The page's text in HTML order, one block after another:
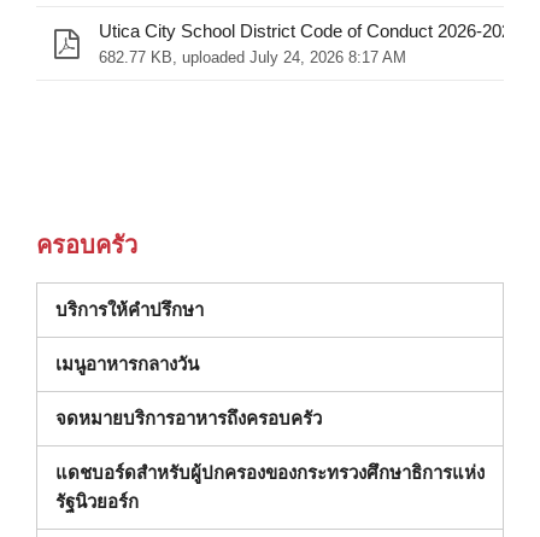
Utica City School District Code of Conduct 2026-
682.77 KB, uploaded July 24, 2026 8:17 AM
ครอบครัว
บริการให้คำปรึกษา(เปิดในหน้าต่างใหม่)
เมนูอาหารกลางวัน
จดหมายบริการอาหารถึงครอบครัว
แดชบอร์ดสําหรับผู้ปกครองของกระทรวงศึกษาธิการแห่ง
รัฐนิวยอร์ก(เปิดในหน้าต่างใหม่)